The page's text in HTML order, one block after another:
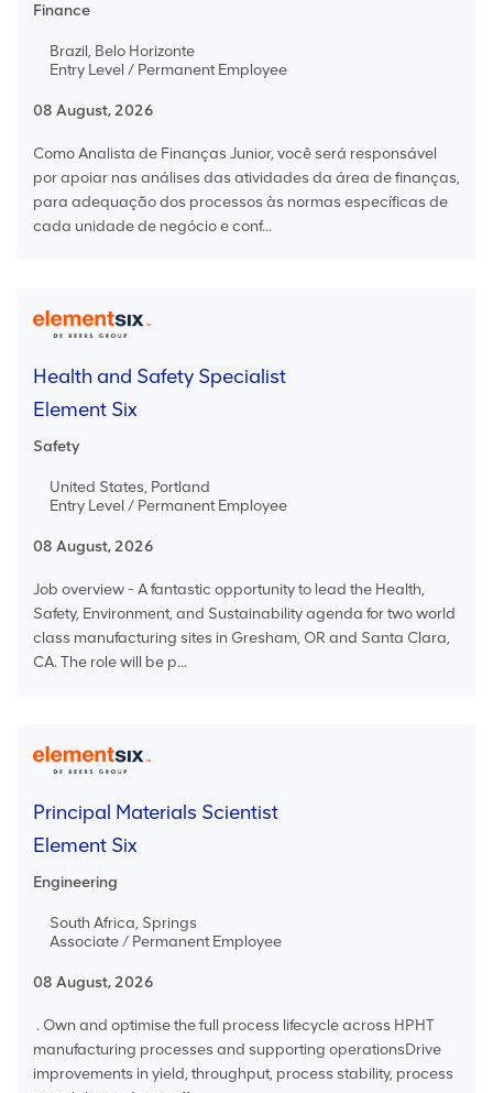
Finance
Brazil, Belo Horizonte
Entry Level / Permanent Employee
08 August, 2026
Como Analista de Finanças Junior, você será responsável
por apoiar nas análises das atividades da área de finanças,
para adequação dos processos às normas específicas de
cada unidade de negócio e conf...
Health and Safety Specialist
Element Six
Safety
United States, Portland
Entry Level / Permanent Employee
08 August, 2026
Job overview - A fantastic opportunity to lead the Health,
Safety, Environment, and Sustainability agenda for two world
class manufacturing sites in Gresham, OR and Santa Clara,
CA. The role will be p...
Principal Materials Scientist
Element Six
Engineering
South Africa, Springs
Associate / Permanent Employee
08 August, 2026
. Own and optimise the full process lifecycle across HPHT
manufacturing processes and supporting operationsDrive
improvements in yield, throughput, process stability, process